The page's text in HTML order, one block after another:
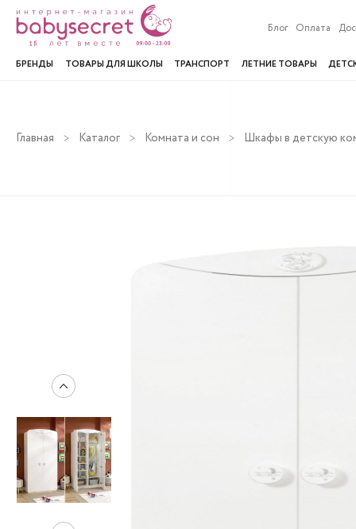
Блог Оплата
БРЕНДЫ ТОВАРЫ ДЛЯ ШКОЛЫ ТРАНСПОРТ ЛЕТНИЕ ТОВАРЫ
Главная Каталог Комната и сон Шкафы в детскую